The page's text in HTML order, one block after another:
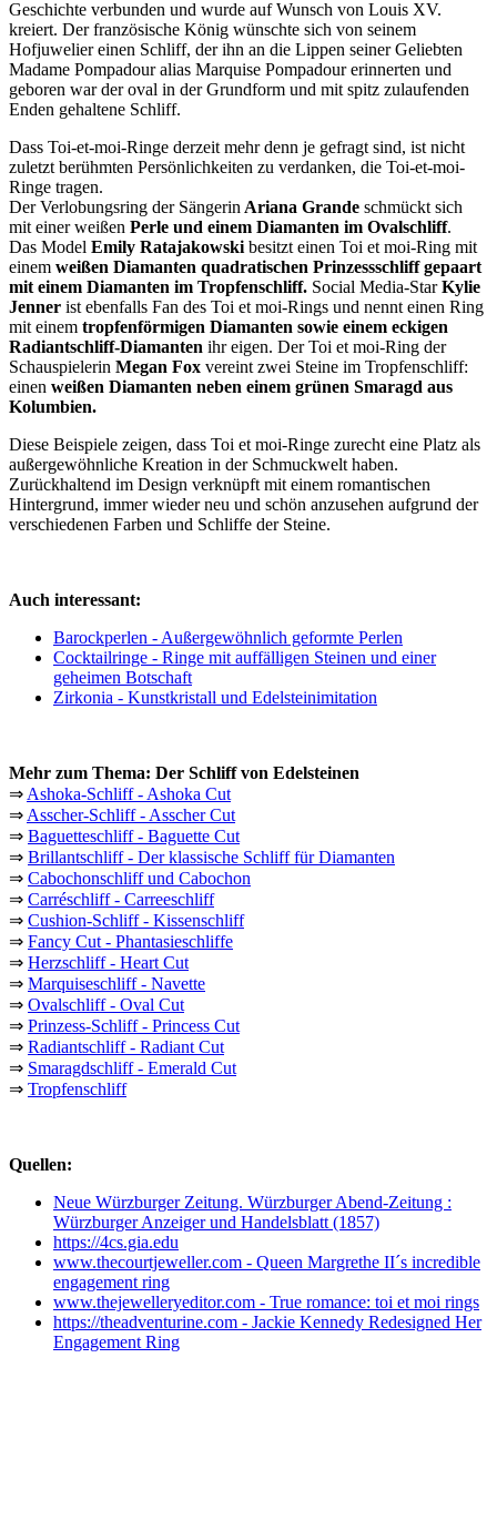
Geschichte verbunden und wurde auf Wunsch von Louis XV.
kreiert. Der französische König wünschte sich von seinem
Hofjuwelier einen Schliff, der ihn an die Lippen seiner Geliebten
Madame Pompadour alias Marquise Pompadour erinnerten und
geboren war der oval in der Grundform und mit spitz zulaufenden
Enden gehaltene Schliff.
Dass Toi-et-moi-Ringe derzeit mehr denn je gefragt sind, ist nicht
zuletzt berühmten Persönlichkeiten zu verdanken, die Toi-et-moi-
Ringe tragen.
Der Verlobungsring der Sängerin Ariana Grande schmückt sich
mit einer weißen Perle und einem Diamanten im Ovalschliff.
Das Model Emily Ratajakowski besitzt einen Toi et moi-Ring mit
einem weißen Diamanten quadratischen Prinzessschliff gepaart
mit einem Diamanten im Tropfenschliff. Social Media-StarKylie
Jenner ist ebenfalls Fan des Toi et moi-Rings und nennt einen Ring
mit einem tropfenförmigen Diamanten sowie einem eckigen
Radiantschliff-Diamanten ihr eigen. Der Toi et moi-Ring der
Schauspielerin Megan Fox vereint zwei Steine im Tropfenschliff:
einen weißen Diamanten neben einem grünen Smaragd aus
Kolumbien.
Diese Beispiele zeigen, dass Toi et moi-Ringe zurecht eine Platz als
außergewöhnliche Kreation in der Schmuckwelt haben.
Zurückhaltend im Design verknüpft mit einem romantischen
Hintergrund, immer wieder neu und schön anzusehen aufgrund der
verschiedenen Farben und Schliffe der Steine.
Auch interessant:
Barockperlen - Außergewöhnlich geformte Perlen
Cocktailringe - Ringe mit auffälligen Steinen und einer
geheimen Botschaft
Zirkonia - Kunstkristall und Edelsteinimitation
Mehr zum Thema: Der Schliff von Edelsteinen
⇒ Ashoka-Schliff - Ashoka Cut
⇒ Asscher-Schliff - Asscher Cut
⇒ Baguetteschliff - Baguette Cut
⇒ Brillantschliff - Der klassische Schliff für Diamanten
⇒ Cabochonschliff und Cabochon
⇒ Carréschliff - Carreeschliff
⇒ Cushion-Schliff - Kissenschliff
⇒ Fancy Cut - Phantasieschliffe
⇒ Herzschliff - Heart Cut
⇒ Marquiseschliff - Navette
⇒ Ovalschliff - Oval Cut
⇒ Prinzess-Schliff - Princess Cut
⇒ Radiantschliff - Radiant Cut
⇒ Smaragdschliff - Emerald Cut
⇒ Tropfenschliff
Quellen:
Neue Würzburger Zeitung. Würzburger Abend-Zeitung :
Würzburger Anzeiger und Handelsblatt (1857)
https://4cs.gia.edu
www.thecourtjeweller.com - Queen Margrethe II´s incredible
engagement ring
www.thejewelleryeditor.com - True romance: toi et moi rings
https://theadventurine.com - Jackie Kennedy Redesigned Her
Engagement Ring